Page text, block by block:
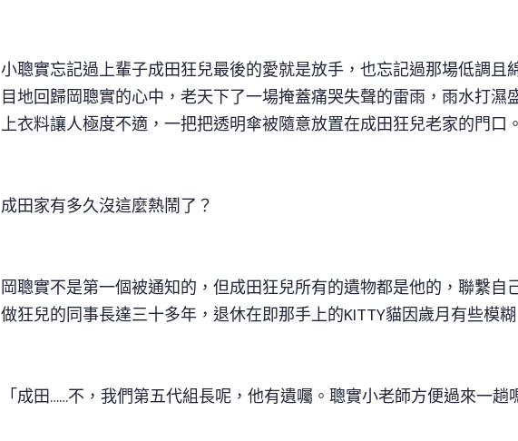
小聰實忘記過上輩子成田狂兒最後的愛就是放手，也忘記過那場低調且
目地回歸岡聰實的心中，老天下了一場掩蓋痛哭失聲的雷雨，雨水打濕
上衣料讓人極度不適，一把把透明傘被隨意放置在成田狂兒老家的門口。
成田家有多久沒這麼熱鬧了？
岡聰實不是第一個被通知的，但成田狂兒所有的遺物都是他的，聯繫自
做狂兒的同事長達三十多年，退休在即那手上的KITTY貓因歲月有些模
「成田……不，我們第五代組長呢，他有遺囑。聰實小老師方便過來一趟